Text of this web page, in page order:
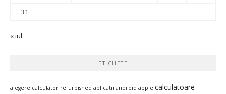
31
« iul.
ETICHETE
alegere calculator refurbished aplicatii android apple calculatoare